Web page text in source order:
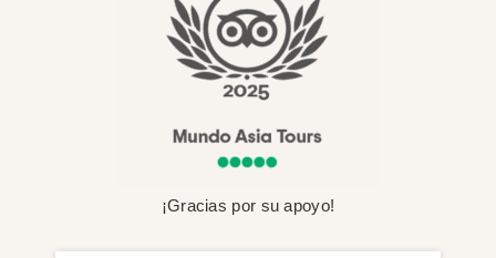
¡Gracias por su apoyo!